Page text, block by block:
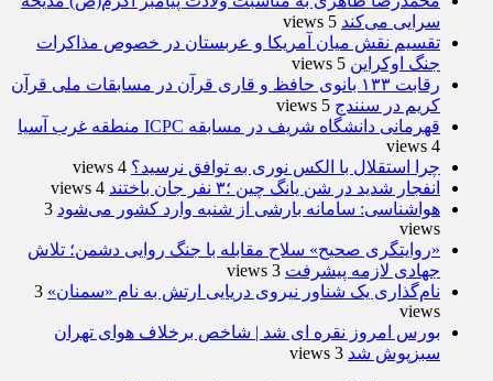
سرایی می‌کند 5 views
تقسیم نقش میان آمریکا و عربستان در خصوص مذاکرات
جنگ اوکراین 5 views
رقابت ۱۳۳ بانوی حافظ و قاری قرآن در مسابقات ملی قرآن
کریم در سنندج 5 views
قهرمانی دانشگاه شریف در مسابقه ICPC منطقه غرب آسیا
4 views
چرا استقلال با الکس نوری به توافق نرسید؟ 4 views
انفجار شدید در شن یانگ چین ؛۳ نفر جان باختند
4 views
هواشناسی: سامانه بارشی از شنبه وارد کشور می‌شود 3
views
«روایتگری صحیح» سلاح مقابله با جنگ روایی دشمن؛ تلاش
جهادی لازمه پیشرفت 3 views
نام‌گذاری یک شناور نیروی دریایی ارتش به نام «سمنان» 3
views
بورس امروز نقره ای شد | شاخص برخلاف هوای تهران
سبزپوش شد 3 views